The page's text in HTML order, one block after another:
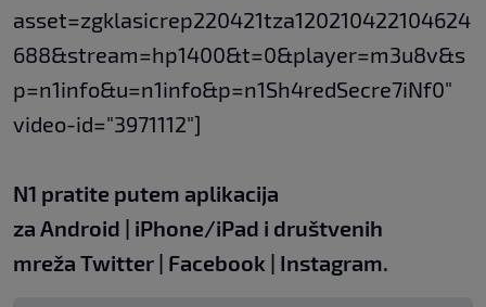
asset=zgklasicrep220421tza120210422104624
688&stream=hp1400&t=0&player=m3u8v&s
p=n1info&u=n1info&p=n1Sh4redSecre7iNf0"
video-id="3971112"]
N1 pratite putem aplikacija
za Android | iPhone/iPad i društvenih
mreža Twitter | Facebook | Instagram.